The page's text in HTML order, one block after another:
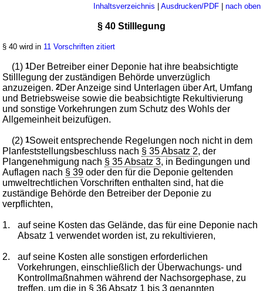
Inhaltsverzeichnis Ausdrucken/PDF| nach oben
§ 40 Stilllegung
§ 40 wird in 11 Vorschriften zitiert
(1)1Der Betreiber einer Deponie hat ihre beabsichtigte
Stilllegung der zuständigen Behörde unverzüglich
anzuzeigen.2Der Anzeige sind Unterlagen über Art, Umfang
und Betriebsweise sowie die beabsichtigte Rekultivierung
und sonstige Vorkehrungen zum Schutz des Wohls der
Allgemeinheit beizufügen.
(2)1Soweit entsprechende Regelungen noch nicht in dem
Planfeststellungsbeschluss nach § 35 Absatz 2, der
Plangenehmigung nach § 35 Absatz 3, in Bedingungen und
Auflagen nach § 39 oder den für die Deponie geltenden
umweltrechtlichen Vorschriften enthalten sind, hat die
zuständige Behörde den Betreiber der Deponie zu
verpflichten,
1.
auf seine Kosten das Gelände, das für eine Deponie nach
Absatz 1 verwendet worden ist, zu rekultivieren,
2.
auf seine Kosten alle sonstigen erforderlichen
Vorkehrungen, einschließlich der Überwachungs- und
Kontrollmaßnahmen während der Nachsorgephase, zu
treffen, um die in § 36 Absatz 1 bis 3 genannten